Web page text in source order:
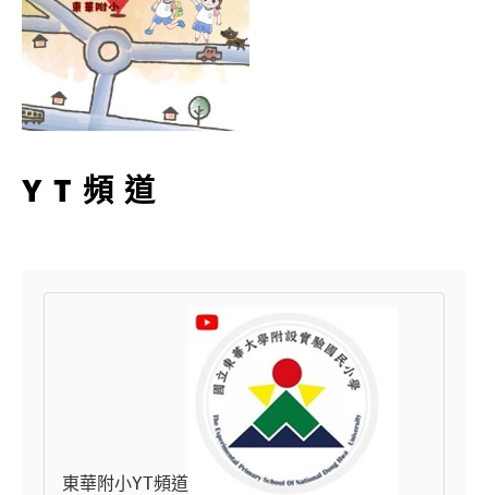
YT頻道
東華附小YT頻道